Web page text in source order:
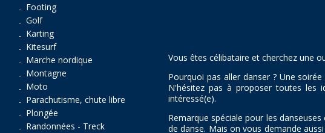
Footing
Golf
Karting
Kitesurf
Marche nordique
Montagne
Moto
Parachutisme, chute libre
Plongée
Randonnées - Treck
Vous êtes célibataire et cherchez une
Pourquoi pas aller danser ? Une
N'hésitez pas à proposer toutes les
intéressé(e).
Remarque spéciale pour les
de danse. Mais on vous demande